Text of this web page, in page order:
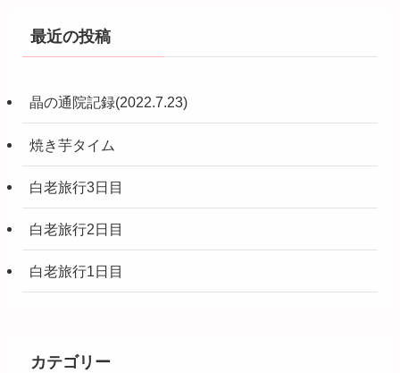
最近の投稿
晶の通院記録(2022.7.23)
焼き芋タイム
白老旅行3日目
白老旅行2日目
白老旅行1日目
カテゴリー